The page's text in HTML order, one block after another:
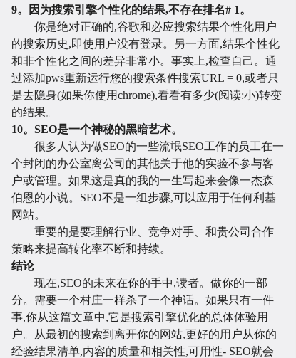
9。因为搜索引擎个性化的结果,不存在排名# 1。
你是绝对正确的,谷歌和必应搜索结果个性化用户
的搜索历史,即使用户没有登录。另一方面,结果个性化
和非个性化之间的差异非常小。事实上,检查自己。通
过添加pws重新运行您的搜索条件搜索URL = 0,或者只
是去隐身(如果你使用chrome),看看有多少(阅读:小)转变
的结果。
10。SEO是一个神秘的黑暗艺术。
很多人认为做SEO的一些流氓SEO工作的员工在一
个封闭的办公室离公司的其他关于他的实验不参与客
户或管理。如果这是真的我的一生写起来会像一杰森
伯恩的小说。SEO不是一组步骤,可以应用于任何利基
网站。
重要的是要理解行业、竞争对手、和贵公司合作
策略来提高转化率不断和持续。
结论
现在,SEO的未来在你的手中,读者。做你的一部
分。需要一个村庄一样杀了一个神话。如果只有一件
事,你从这篇文章中,它是搜索引擎优化的总体体验用
户。从最初的搜索到离开你的网站,更好的用户从你的
经验结果清单,内容的质量和相关性,可用性- SEO就会